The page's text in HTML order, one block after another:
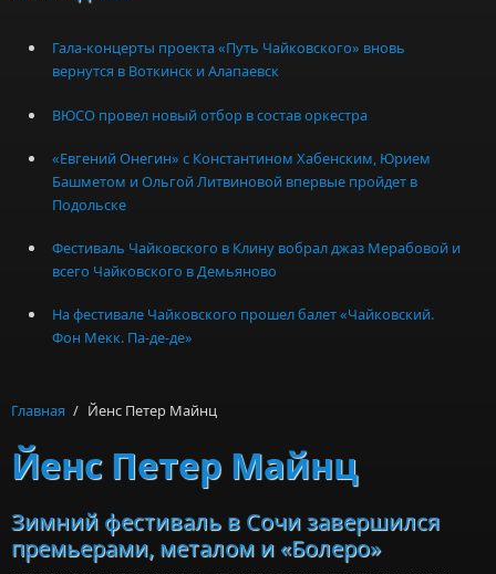
Гала-концерты проекта «Путь Чайковского» вновь
вернутся в Воткинск и Алапаевск
ВЮСО провел новый отбор в состав оркестра
«Евгений Онегин» с Константином Хабенским, Юрием
Башметом и Ольгой Литвиновой впервые пройдет в
Подольске
Фестиваль Чайковского в Клину вобрал джаз Мерабовой и
всего Чайковского в Демьяново
На фестивале Чайковского прошел балет «Чайковский.
Фон Мекк. Па-де-де»
Главная / Йенс Петер Майнц
Йенс Петер Майнц
Зимний фестиваль в Сочи завершился
премьерами, металом и «Болеро»